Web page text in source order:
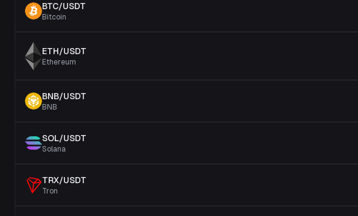
BTC/USDT
Bitcoin
ETH/USDT
Ethereum
BNB/USDT
BNB
SOL/USDT
Solana
TRX/USDT
Tron